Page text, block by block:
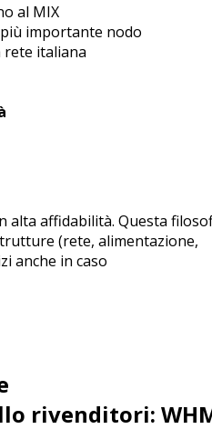
al MIX
importante nodo
rete italiana
alta affidabilità. Questa
(rete, alimentazione,
anche in caso
rivenditori: